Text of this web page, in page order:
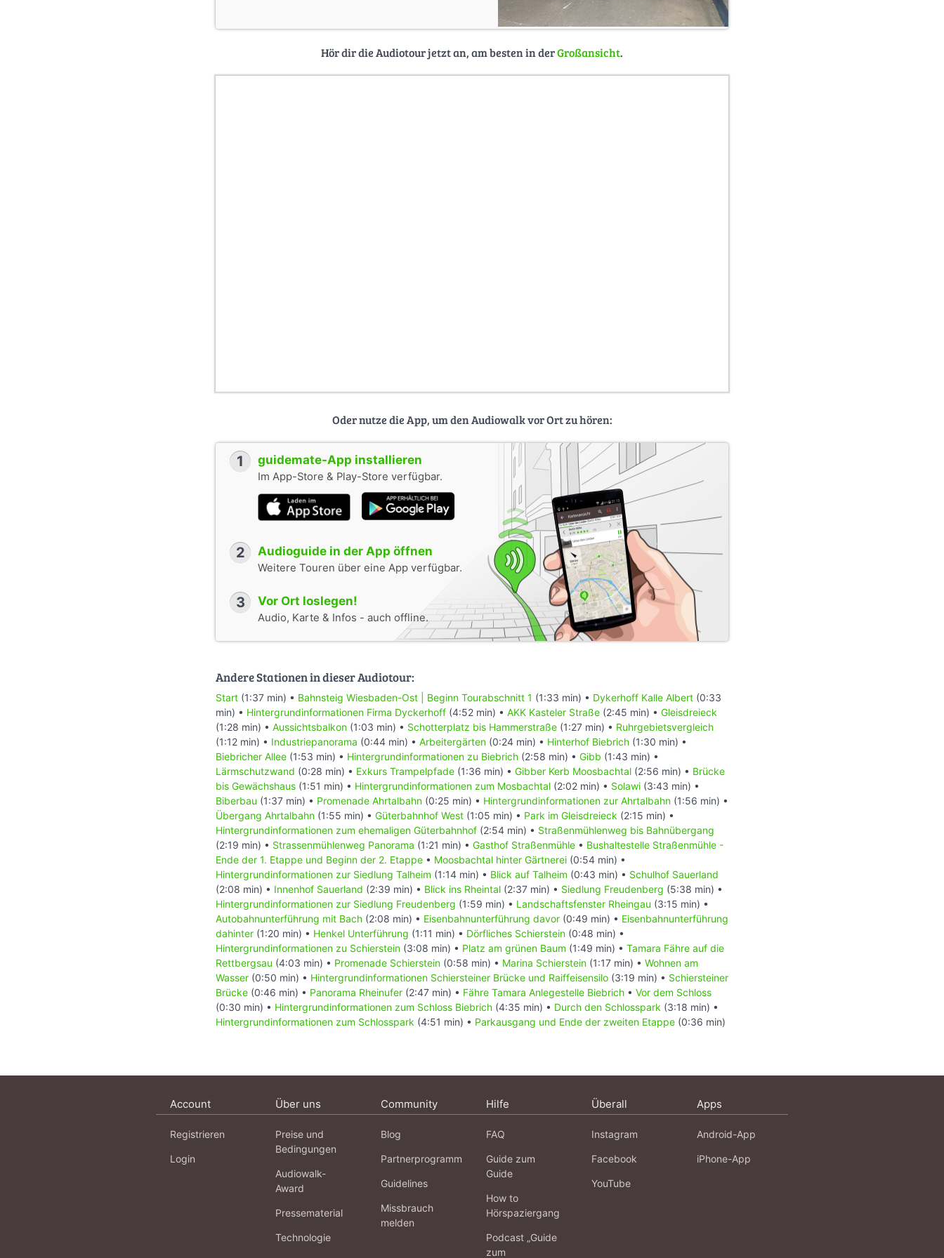
Hör dir die Audiotour jetzt an, am besten in derGroßansicht.
Oder nutze die App, um den Audiowalk vor Ort zu hören:
1 guidemate-App installieren
Im App-Store & Play-Store verfügbar.
2 Audioguide in der App öffnen
Weitere Touren über eine App verfügbar.
3 Vor Ort loslegen!
Audio, Karte & Infos - auch offline.
Andere Stationen in dieser Audiotour:
Start (1:37 min) • Bahnsteig Wiesbaden-Ost | Beginn Tourabschnitt 1 (1:33 min) • Dykerhoff Kalle Albert (0:33
min) • Hintergrundinformationen Firma Dyckerhoff (4:52 min) • AKK Kasteler Straße (2:45 min) • Gleisdreieck
(1:28 min) • Aussichtsbalkon (1:03 min) • Schotterplatz bis Hammerstraße (1:27 min) • Ruhrgebietsvergleich
(1:12 min) • Industriepanorama (0:44 min) • Arbeitergärten (0:24 min) • Hinterhof Biebrich (1:30 min) •
Biebricher Allee (1:53 min) • Hintergrundinformationen zu Biebrich (2:58 min) • Gibb (1:43 min) •
Lärmschutzwand (0:28 min) • Exkurs Trampelpfade (1:36 min) • Gibber Kerb Moosbachtal (2:56 min) • Brücke
bis Gewächshaus (1:51 min) • Hintergrundinformationen zum Mosbachtal (2:02 min) • Solawi (3:43 min) •
Biberbau (1:37 min) • Promenade Ahrtalbahn (0:25 min) • Hintergrundinformationen zur Ahrtalbahn (1:56 min) •
Übergang Ahrtalbahn (1:55 min) • Güterbahnhof West (1:05 min) • Park im Gleisdreieck (2:15 min) •
Hintergrundinformationen zum ehemaligen Güterbahnhof (2:54 min) • Straßenmühlenweg bis Bahnübergang
(2:19 min) • Strassenmühlenweg Panorama (1:21 min) • Gasthof Straßenmühle • Bushaltestelle Straßenmühle -
Ende der 1. Etappe und Beginn der 2. Etappe • Moosbachtal hinter Gärtnerei (0:54 min) •
Hintergrundinformationen zur Siedlung Talheim (1:14 min) • Blick auf Talheim (0:43 min) • Schulhof Sauerland
(2:08 min) • Innenhof Sauerland (2:39 min) • Blick ins Rheintal (2:37 min) • Siedlung Freudenberg (5:38 min) •
Hintergrundinformationen zur Siedlung Freudenberg (1:59 min) • Landschaftsfenster Rheingau (3:15 min) •
Autobahnunterführung mit Bach (2:08 min) • Eisenbahnunterführung davor (0:49 min) • Eisenbahnunterführung
dahinter (1:20 min) • Henkel Unterführung (1:11 min) • Dörfliches Schierstein (0:48 min) •
Hintergrundinformationen zu Schierstein (3:08 min) • Platz am grünen Baum (1:49 min) • Tamara Fähre auf die
Rettbergsau (4:03 min) • Promenade Schierstein (0:58 min) • Marina Schierstein (1:17 min) • Wohnen am
Wasser (0:50 min) • Hintergrundinformationen Schiersteiner Brücke und Raiffeisensilo (3:19 min) • Schiersteiner
Brücke (0:46 min) • Panorama Rheinufer (2:47 min) • Fähre Tamara Anlegestelle Biebrich • Vor dem Schloss
(0:30 min) • Hintergrundinformationen zum Schloss Biebrich (4:35 min) • Durch den Schlosspark (3:18 min) •
Hintergrundinformationen zum Schlosspark (4:51 min) • Parkausgang und Ende der zweiten Etappe (0:36 min)
Account
Registrieren
Login
Über uns
Preise und
Bedingungen
Audiowalk-
Award
Pressematerial
Technologie
Community
Blog
Partnerprogramm
Guidelines
Missbrauch
melden
Hilfe
FAQ
Guide zum
Guide
How to
Hörspaziergang
Podcast „Guide
zum
Überall
Instagram
Facebook
YouTube
Apps
Android-App
iPhone-App